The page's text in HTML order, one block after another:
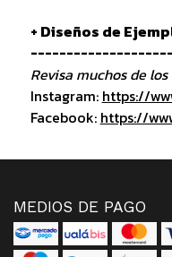
+ Diseños de
Revisa muchos de
Instagram: https://
Facebook: https://
MEDIOS DE PAGO